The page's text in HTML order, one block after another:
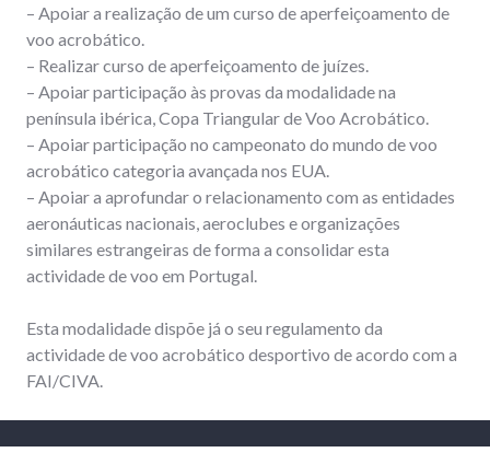
– Apoiar a realização de um curso de aperfeiçoamento de
voo acrobático.
– Realizar curso de aperfeiçoamento de juízes.
– Apoiar participação às provas da modalidade na
península ibérica, Copa Triangular de Voo Acrobático.
– Apoiar participação no campeonato do mundo de voo
acrobático categoria avançada nos EUA.
– Apoiar a aprofundar o relacionamento com as entidades
aeronáuticas nacionais, aeroclubes e organizações
similares estrangeiras de forma a consolidar esta
actividade de voo em Portugal.
Esta modalidade dispõe já o seu regulamento da
actividade de voo acrobático desportivo de acordo com a
FAI/CIVA.